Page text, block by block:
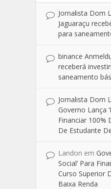
Jornalista Dom
Jaguaraçu
para
binance
receberá
saneamento
Jornalista Dom
Governo Lança
Financiar 100%
De Estudante
Landon em
Social’ Para
Curso Superior
Baixa Renda